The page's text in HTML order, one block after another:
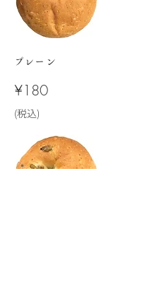
​プレーン
​¥180
​(税込)